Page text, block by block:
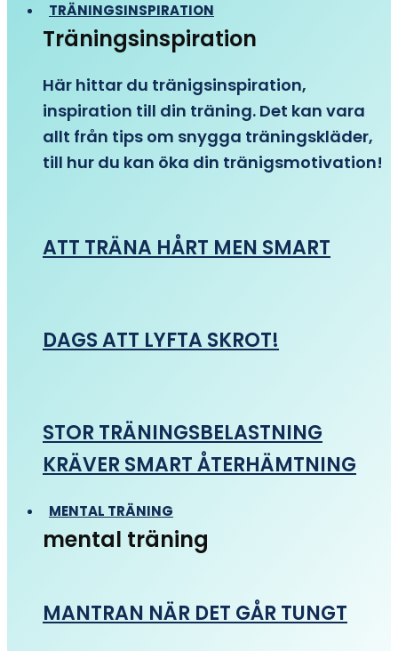
TRÄNINGSINSPIRATION
Träningsinspiration
Här hittar du tränigsinspiration,
inspiration till din träning. Det kan vara
allt från tips om snygga träningskläder,
till hur du kan öka din tränigsmotivation!
ATT TRÄNA HÅRT MEN SMART
DAGS ATT LYFTA SKROT!
STOR TRÄNINGSBELASTNING
KRÄVER SMART ÅTERHÄMTNING
MENTAL TRÄNING
mental träning
MANTRAN NÄR DET GÅR TUNGT